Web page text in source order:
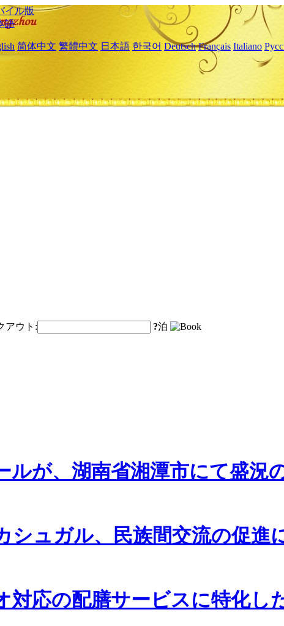
イル版
語
简体中文 繁體中文 日本語 한국어 Deutsch Français Italiano
アウト: ?泊
ルが、湖南省湘潭市にて盛況
シュガル、民族間交流の促進
対応の配膳サービスに特化し